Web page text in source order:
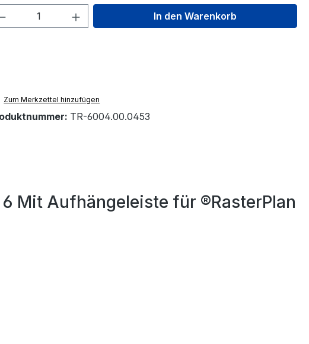
Anzahl: Gib den gewünschten Wert
In den Warenkorb
Zum Merkzettel hinzufügen
TR-6004.00.0453
Mit Aufhängeleiste für ®RasterPlan